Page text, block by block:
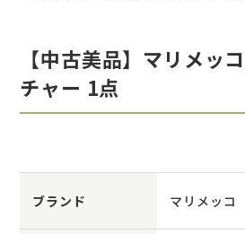
【中古美品】マリメッ
チャー 1点
ブランド マリメッコ